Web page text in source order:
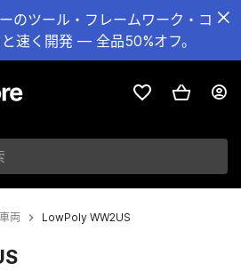
のツール・フレームワーク・コ
速く開発 — 全品50%オフ。
車両 LowPoly WW2US